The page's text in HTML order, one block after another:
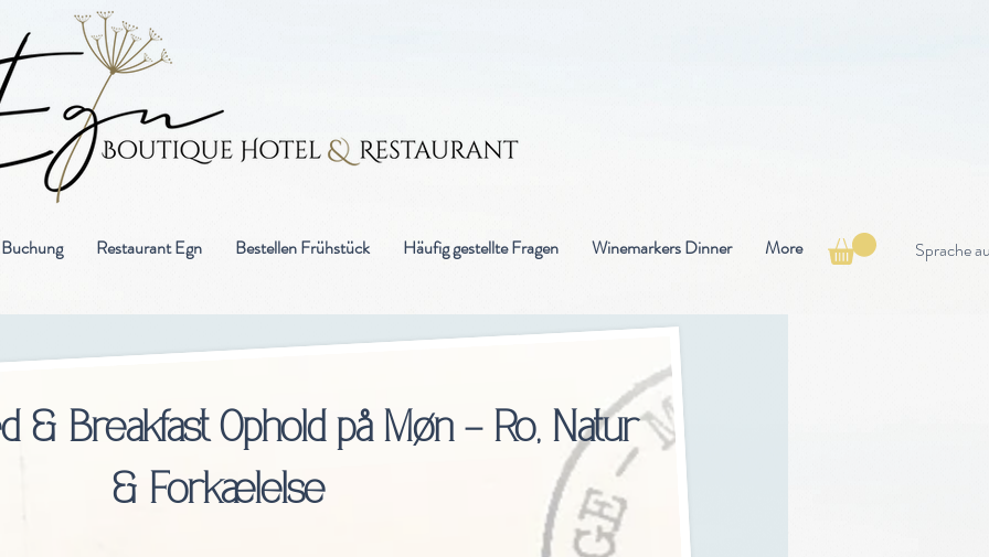
Restaurant Egn Bestellen Frühstück Häufig gestellte Fragen Winemarkers Dinner More Sprache
& Breakfast Ophold på Møn – Ro, Natur
& Forkælelse